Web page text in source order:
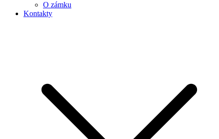
O zámku
Kontakty